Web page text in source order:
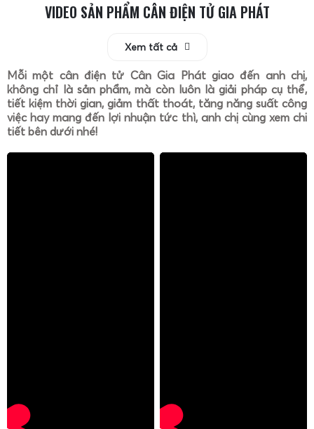
VIDEO SẢN PHẨM CÂN ĐIỆN TỬ GIA PHÁT
Xem tất cả
Mỗi một cân điện tử Cân Gia Phát giao đến anh chị,
không chỉ là sản phẩm, mà còn luôn là giải pháp cụ thể,
tiết kiệm thời gian, giảm thất thoát, tăng năng suất công
việc hay mang đến lợi nhuận tức thì, anh chị cùng xem chi
tiết bên dưới nhé!